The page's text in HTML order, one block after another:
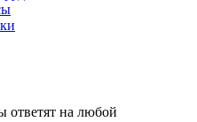
ответят на любой